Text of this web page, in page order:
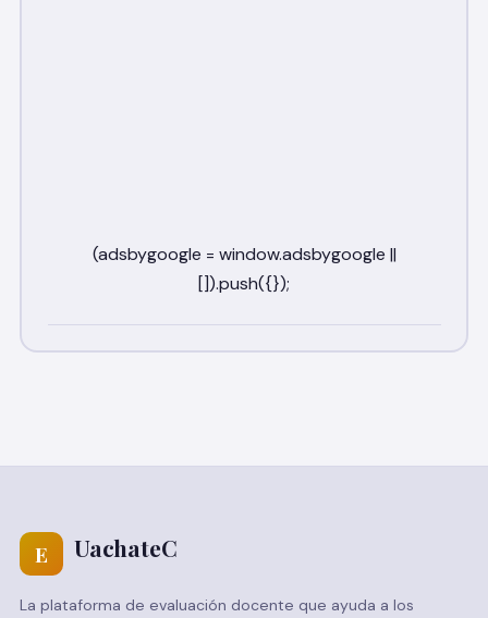
E UachateC
La plataforma de evaluación docente que ayuda a los